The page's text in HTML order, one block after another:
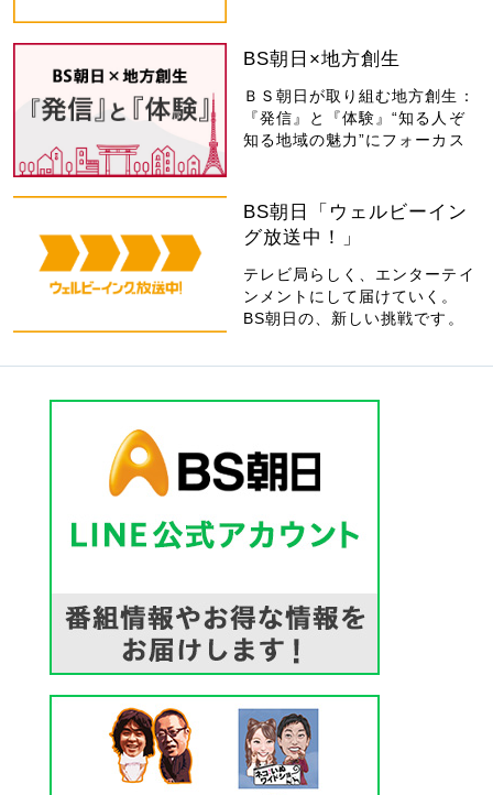
BS朝日×地方創生
ＢＳ朝日が取り組む地方創生：
『発信』と『体験』“知る人ぞ
知る地域の魅力”にフォーカス
BS朝日「ウェルビーイン
グ放送中！」
テレビ局らしく、エンターテイ
ンメントにして届けていく。
BS朝日の、新しい挑戦です。